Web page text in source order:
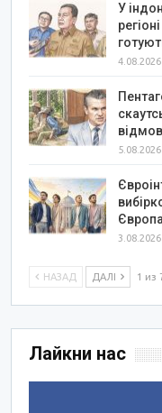
У
4.08.2026
5.08.2026
3.08.2026
НАЗАД ДАЛІ 1 из
Лайкни нас